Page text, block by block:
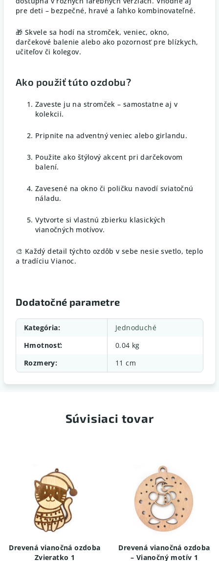
pre deti – bezpečné, hravé a ľahko kombinovateľné.
🎁 Skvele sa hodí na stromček, veniec, okno,
darčekové balenie alebo ako pozornosť pre blízkych,
učiteľov či kolegov.
Ako použiť túto ozdobu?
Zaveste ju na stromček – samostatne aj v
kolekcii.
Pripnite na adventný veniec alebo girlandu.
Použite ako štýlový akcent pri darčekovom
balení.
Zavesené na okno či poličku navodí sviatočnú
náladu.
Vytvorte si vlastnú zbierku klasických
vianočných motívov.
🎨 Každý detail týchto ozdôb v sebe nesie svetlo, teplo
a tradíciu Vianoc.
Dodatočné parametre
Kategória:
Jednoduché
Hmotnosť:
0.04 kg
Rozmery: 11 cm
Súvisiaci tovar
Drevená vianočná ozdoba
Zvieratko 1
Drevená vianočná ozdoba
– Vianočný motív 1